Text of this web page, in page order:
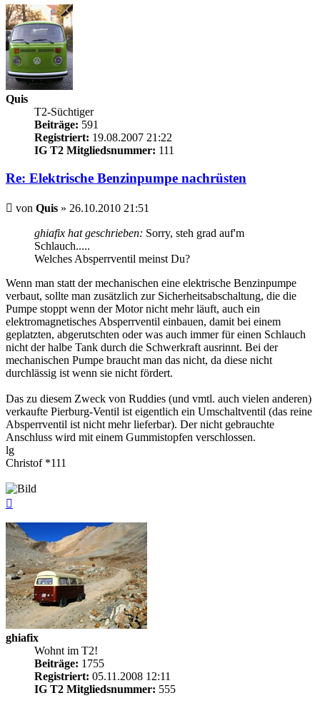
Quis
T2-Süchtiger
Beiträge: 591
Registriert: 19.08.2007 21:22
IG T2 Mitgliedsnummer: 111
Re: Elektrische Benzinpumpe nachrüsten
Beitrag
von Quis » 26.10.2010 21:51
ghiafix hat geschrieben: Sorry, steh grad auf'm
Schlauch.....
Welches Absperrventil meinst Du?
Wenn man statt der mechanischen eine elektrische Benzinpumpe
verbaut, sollte man zusätzlich zur Sicherheitsabschaltung, die die
Pumpe stoppt wenn der Motor nicht mehr läuft, auch ein
elektromagnetisches Absperrventil einbauen, damit bei einem
geplatzten, abgerutschten oder was auch immer für einen Schlauch
nicht der halbe Tank durch die Schwerkraft ausrinnt. Bei der
mechanischen Pumpe braucht man das nicht, da diese nicht
durchlässig ist wenn sie nicht fördert.
Das zu diesem Zweck von Ruddies (und vmtl. auch vielen anderen)
verkaufte Pierburg-Ventil ist eigentlich ein Umschaltventil (das reine
Absperrventil ist nicht mehr lieferbar). Der nicht gebrauchte
Anschluss wird mit einem Gummistopfen verschlossen.
lg
Christof *111
ghiafix
Wohnt im T2!
Beiträge: 1755
Registriert: 05.11.2008 12:11
IG T2 Mitgliedsnummer: 555